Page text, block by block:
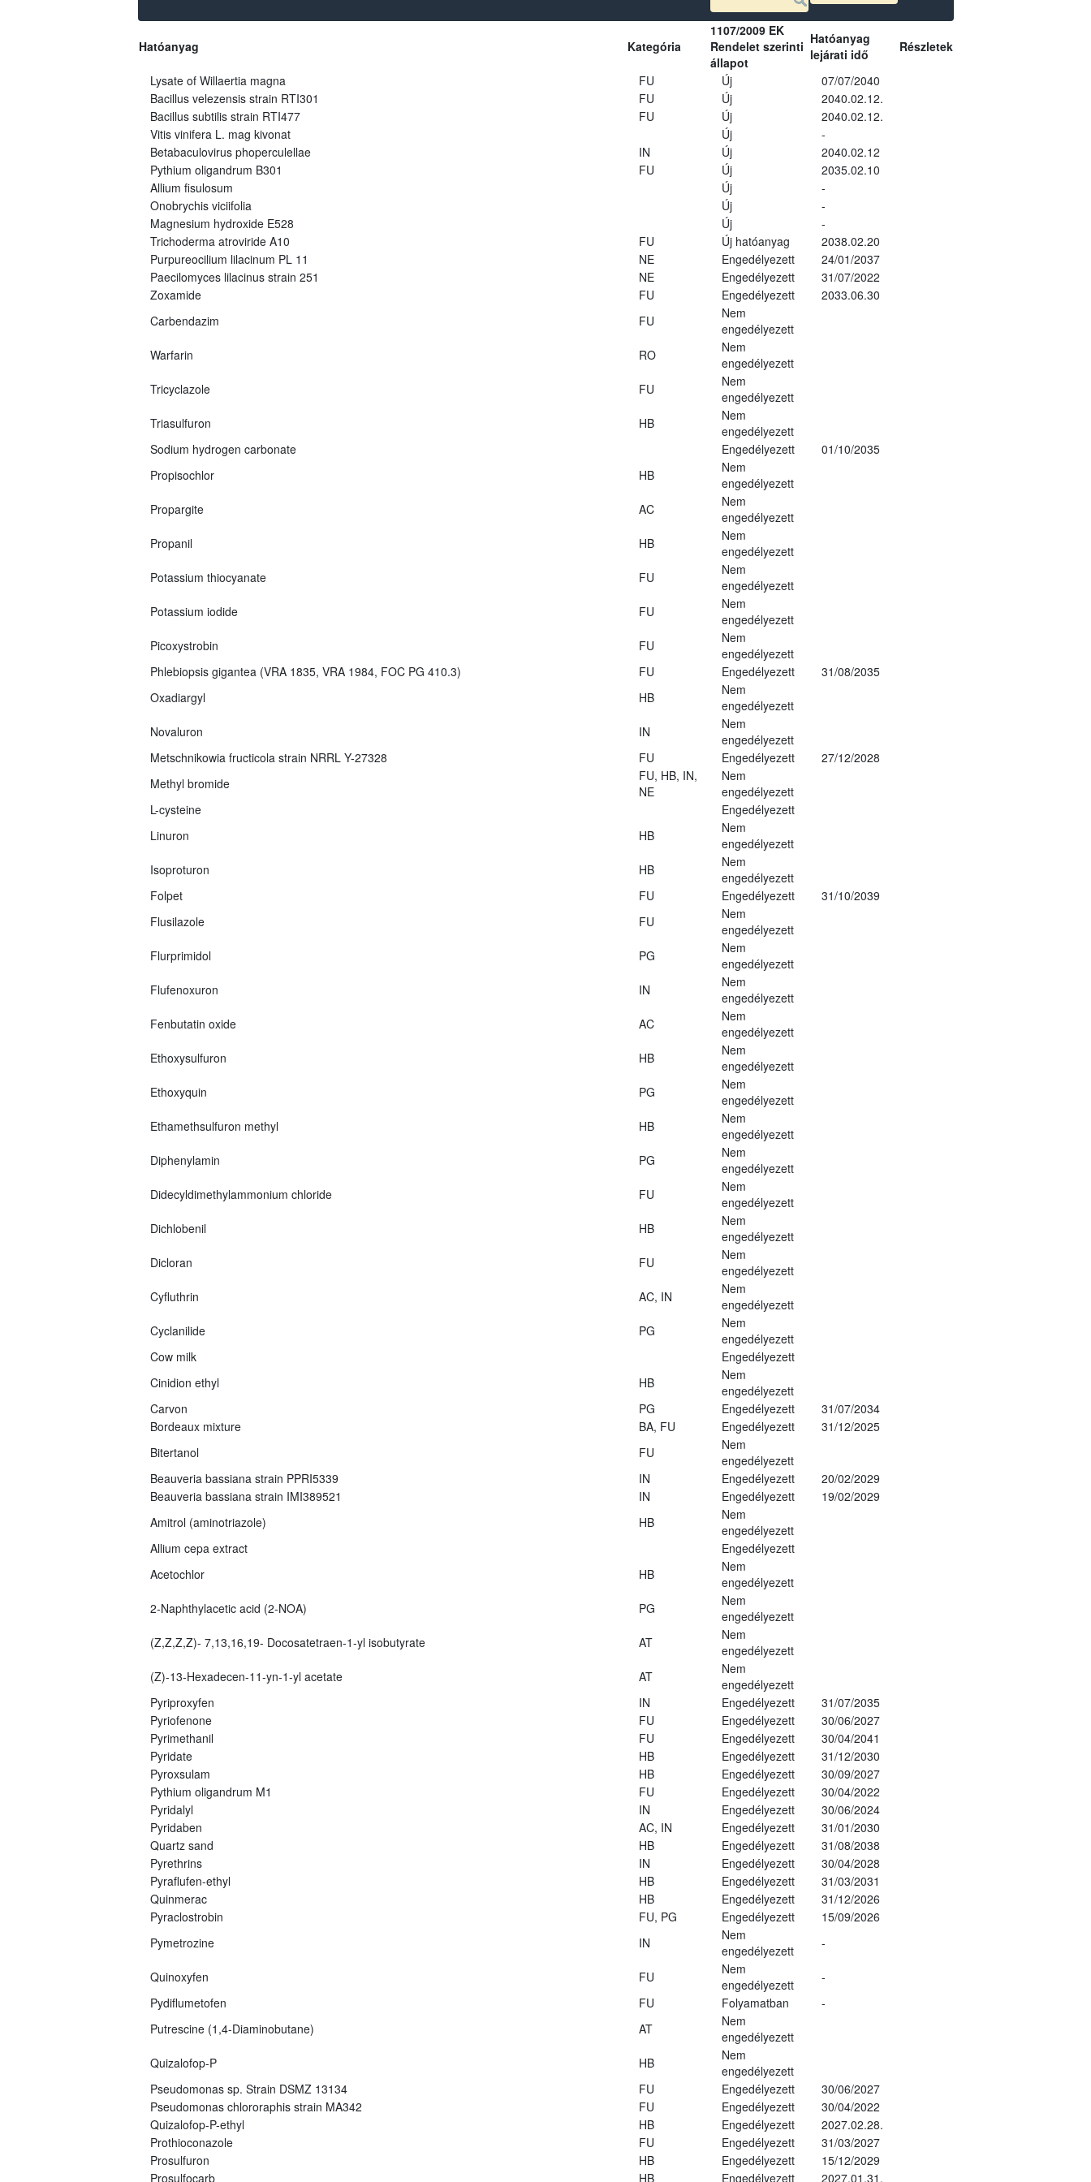
Hatóanyag Kategória
1107/2009 EK
Rendelet szerinti
állapot
Hatóanyag
lejárati idő
Részletek
Lysate of Willaertia magna FU Új
07/07/2040
Bacillus velezensis strain RTI301
FU Új
2040.02.12.
Bacillus subtilis strain RTI477
FU Új
2040.02.12.
Vitis vinifera L. mag kivonat
Új
-
Betabaculovirus phoperculellae
IN Új
2040.02.12
Pythium oligandrum B301
FU Új
2035.02.10
Allium fisulosum
Új
-
Onobrychis viciifolia
Új
-
Magnesium hydroxide E528
Új
-
Trichoderma atroviride A10
FU Új hatóanyag
2038.02.20
Purpureocilium lilacinum PL 11
NE Engedélyezett
24/01/2037
Paecilomyces lilacinus strain 251
NE Engedélyezett
31/07/2022
Zoxamide
FU Engedélyezett
2033.06.30
Carbendazim
FU
Nem
engedélyezett
Warfarin
RO
Nem
engedélyezett
Tricyclazole
FU
Nem
engedélyezett
Triasulfuron
HB
Nem
engedélyezett
Sodium hydrogen carbonate
Engedélyezett
01/10/2035
Propisochlor
HB
Nem
engedélyezett
Propargite
AC
Nem
engedélyezett
Propanil
HB
Nem
engedélyezett
Potassium thiocyanate
FU
Nem
engedélyezett
Potassium iodide
FU
Nem
engedélyezett
Picoxystrobin
FU
Nem
engedélyezett
Phlebiopsis gigantea (VRA 1835, VRA 1984, FOC PG 410.3)
FU Engedélyezett
31/08/2035
Oxadiargyl
HB
Nem
engedélyezett
Novaluron
IN
Nem
engedélyezett
Metschnikowia fructicola strain NRRL Y-27328
FU Engedélyezett
27/12/2028
Methyl bromide
FU, HB, IN,
NE
Nem
engedélyezett
L-cysteine
Engedélyezett
Linuron
HB
Nem
engedélyezett
Isoproturon
HB
Nem
engedélyezett
Folpet
FU Engedélyezett
31/10/2039
Flusilazole
FU
Nem
engedélyezett
Flurprimidol
PG
Nem
engedélyezett
Flufenoxuron
IN
Nem
engedélyezett
Fenbutatin oxide
AC
Nem
engedélyezett
Ethoxysulfuron
HB
Nem
engedélyezett
Ethoxyquin
PG
Nem
engedélyezett
Ethamethsulfuron methyl
HB
Nem
engedélyezett
Diphenylamin
PG
Nem
engedélyezett
Didecyldimethylammonium chloride
FU
Nem
engedélyezett
Dichlobenil
HB
Nem
engedélyezett
Dicloran
FU
Nem
engedélyezett
Cyfluthrin
AC, IN
Nem
engedélyezett
Cyclanilide
PG
Nem
engedélyezett
Cow milk
Engedélyezett
Cinidion ethyl
HB
Nem
engedélyezett
Carvon
PG Engedélyezett
31/07/2034
Bordeaux mixture
BA, FU Engedélyezett
31/12/2025
Bitertanol
FU
Nem
engedélyezett
Beauveria bassiana strain PPRI5339
IN Engedélyezett
20/02/2029
Beauveria bassiana strain IMI389521
IN Engedélyezett
19/02/2029
Amitrol (aminotriazole)
HB
Nem
engedélyezett
Allium cepa extract
Engedélyezett
Acetochlor
HB
Nem
engedélyezett
2-Naphthylacetic acid (2-NOA)
PG
Nem
engedélyezett
(Z,Z,Z,Z)- 7,13,16,19- Docosatetraen-1-yl isobutyrate
AT
Nem
engedélyezett
(Z)-13-Hexadecen-11-yn-1-yl acetate
AT
Nem
engedélyezett
Pyriproxyfen
IN Engedélyezett
31/07/2035
Pyriofenone
FU Engedélyezett
30/06/2027
Pyrimethanil
FU Engedélyezett
30/04/2041
Pyridate
HB Engedélyezett
31/12/2030
Pyroxsulam
HB Engedélyezett
30/09/2027
Pythium oligandrum M1
FU Engedélyezett
30/04/2022
Pyridalyl
IN Engedélyezett
30/06/2024
Pyridaben
AC, IN Engedélyezett
31/01/2030
Quartz sand
HB Engedélyezett
31/08/2038
Pyrethrins
IN Engedélyezett
30/04/2028
Pyraflufen-ethyl
HB Engedélyezett
31/03/2031
Quinmerac
HB Engedélyezett
31/12/2026
Pyraclostrobin
FU, PG Engedélyezett
15/09/2026
Pymetrozine
IN
Nem
engedélyezett
-
Quinoxyfen FU
Nem
engedélyezett
-
Pydiflumetofen
FU Folyamatban
-
Putrescine (1,4-Diaminobutane)
AT
Nem
engedélyezett
Quizalofop-P
HB
Nem
engedélyezett
Pseudomonas sp. Strain DSMZ 13134
FU Engedélyezett
30/06/2027
Pseudomonas chlororaphis strain MA342
FU Engedélyezett
30/04/2022
Quizalofop-P-ethyl
HB Engedélyezett
2027.02.28.
Prothioconazole
FU Engedélyezett
31/03/2027
Prosulfuron
HB Engedélyezett
15/12/2029
Prosulfocarb
HB Engedélyezett 2027.01.31.